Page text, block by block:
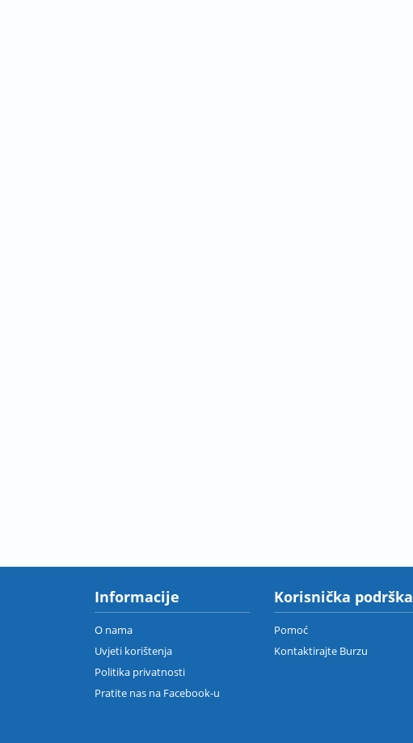
Informacije
O nama
Uvjeti korištenja
Politika privatnosti
Pratite nas na Facebook-u
Korisnička podrška
Pomoć
Kontaktirajte Burzu